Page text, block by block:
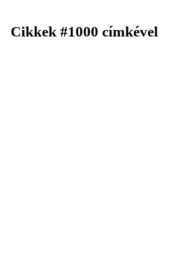
Cikkek #1000 címkével